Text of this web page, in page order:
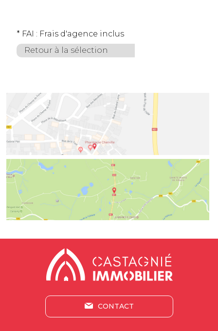
* FAI : Frais d'agence inclus
Retour à la sélection
CONTACT